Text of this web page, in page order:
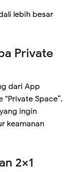
lebih besar
Private
dari App
Space”.
ingin
keamanan
2×1